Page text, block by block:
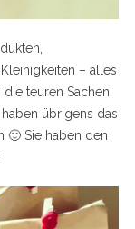
– alles
teuren Sachen
übrigens das
🙂 Sie haben den